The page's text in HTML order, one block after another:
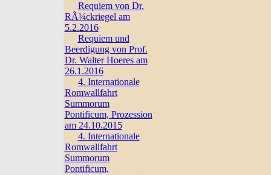
Requiem von Dr.
RÃ¼ckriegel am
5.2.2016
Requiem und
Beerdigung von Prof.
Dr. Walter Hoeres am
26.1.2016
4. Internationale
Romwallfahrt
Summorum
Pontificum, Prozession
am 24.10.2015
4. Internationale
Romwallfahrt
Summorum
Pontificum,